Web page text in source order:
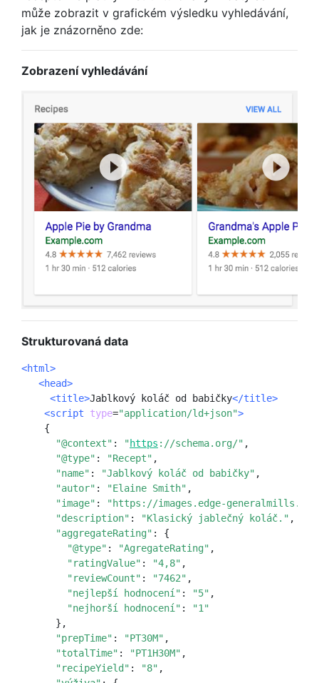
může zobrazit v grafickém výsledku vyhledávání,
jak je znázorněno zde:
Zobrazení vyhledávání
Strukturovaná data
<html>
<head>
<title>Jablkový koláč od babičky</title>
<script
type="application/ld+json">
{
"@context" : "https ://schema.org/" ,
"@type" : "Recept" ,
"name" : "Jablkový koláč od babičky" ,
"autor" : "Elaine Smith" ,
"image" :
"https://images.edge-
"description" : "Klasický jablečný koláč." ,
"aggregateRating" : {
"@type" : "AgregateRating" ,
"ratingValue" : "4,8" ,
"reviewCount" : "7462" ,
"nejlepší hodnocení" : "5" ,
"nejhorší hodnocení" :
"1"
},
"prepTime" : "PT30M" ,
"totalTime" : "PT1H30M" ,
"recipeYield" : "8" ,